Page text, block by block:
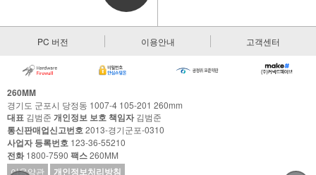
PC 버전 이용안내 고객센터
260MM
경기도 군포시 당정동 1007-4 105-201 260mm
대표 김범준 개인정보 보호 책임자김범준
통신판매업신고번호2013-경기군포-0310
사업자 등록번호 123-36-55210
전화1800-7590 팩스260MM
이용약관
개인정보처리방침